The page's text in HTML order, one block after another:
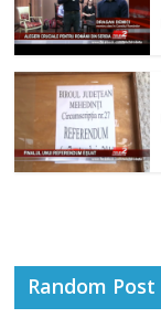
Random Post